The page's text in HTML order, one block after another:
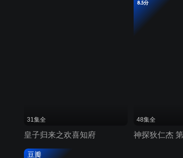
31集全
皇子归来之欢喜知府
8.5分
48集全
神探狄仁杰
豆瓣